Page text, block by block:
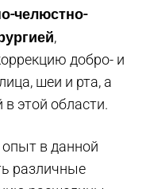
челюстно-
,
добро- и
шеи и рта, а
в этой области.
в данной
различные